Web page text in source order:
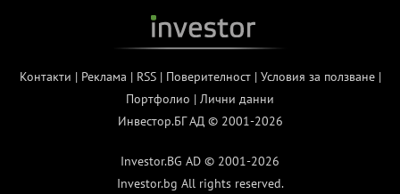
Контакти | Реклама | RSS| Поверителност| Условия за ползване|
Портфолио | Лични данни
Инвестор.БГ АД © 2001-2026
Investor.BG AD © 2001-2026
Investor.bg All rights reserved.